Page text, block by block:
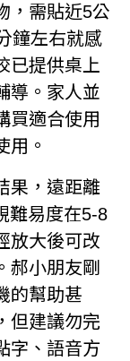
，需貼近5公
鐘左右就感
已提供桌上
導。家人並
買適合使用
用。
，遠距離
難易度在5-8
放大後可改
郝小朋友剛
的幫助甚
但建議勿完
字、語音方